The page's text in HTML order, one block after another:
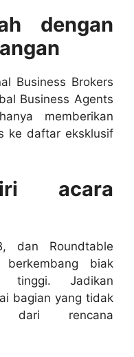
dengan
Business Brokers
Business Agents
memberikan
ke daftar eksklusif
acara
dan Roundtable
biak
tinggi. Jadikan
bagian yang tidak
dari rencana